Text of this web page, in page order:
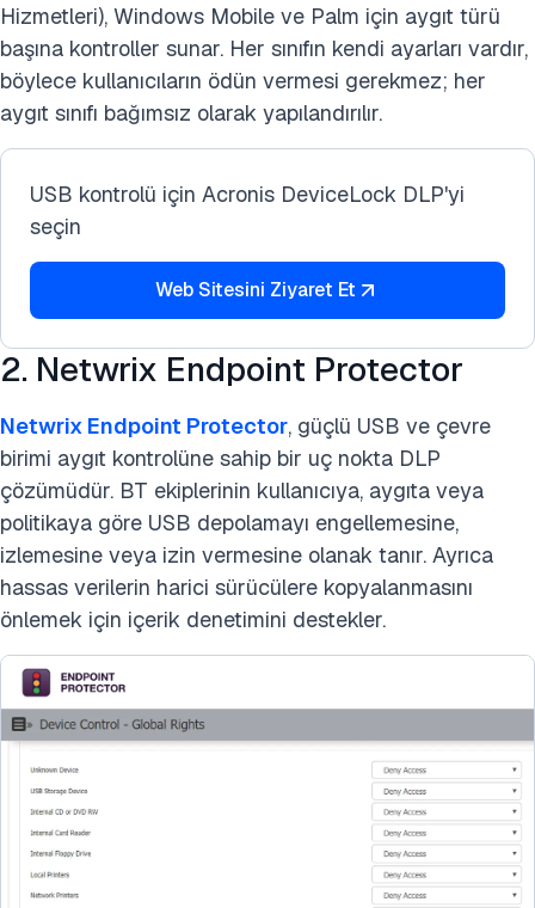
Hizmetleri), Windows Mobile ve Palm için aygıt türü
başına kontroller sunar. Her sınıfın kendi ayarları vardır,
böylece kullanıcıların ödün vermesi gerekmez; her
aygıt sınıfı bağımsız olarak yapılandırılır.
USB kontrolü için Acronis DeviceLock DLP'yi
seçin
Web Sitesini Ziyaret Et
2. Netwrix Endpoint Protector
Netwrix Endpoint Protector, güçlü USB ve çevre
birimi aygıt kontrolüne sahip bir uç nokta DLP
çözümüdür. BT ekiplerinin kullanıcıya, aygıta veya
politikaya göre USB depolamayı engellemesine,
izlemesine veya izin vermesine olanak tanır. Ayrıca
hassas verilerin harici sürücülere kopyalanmasını
önlemek için içerik denetimini destekler.